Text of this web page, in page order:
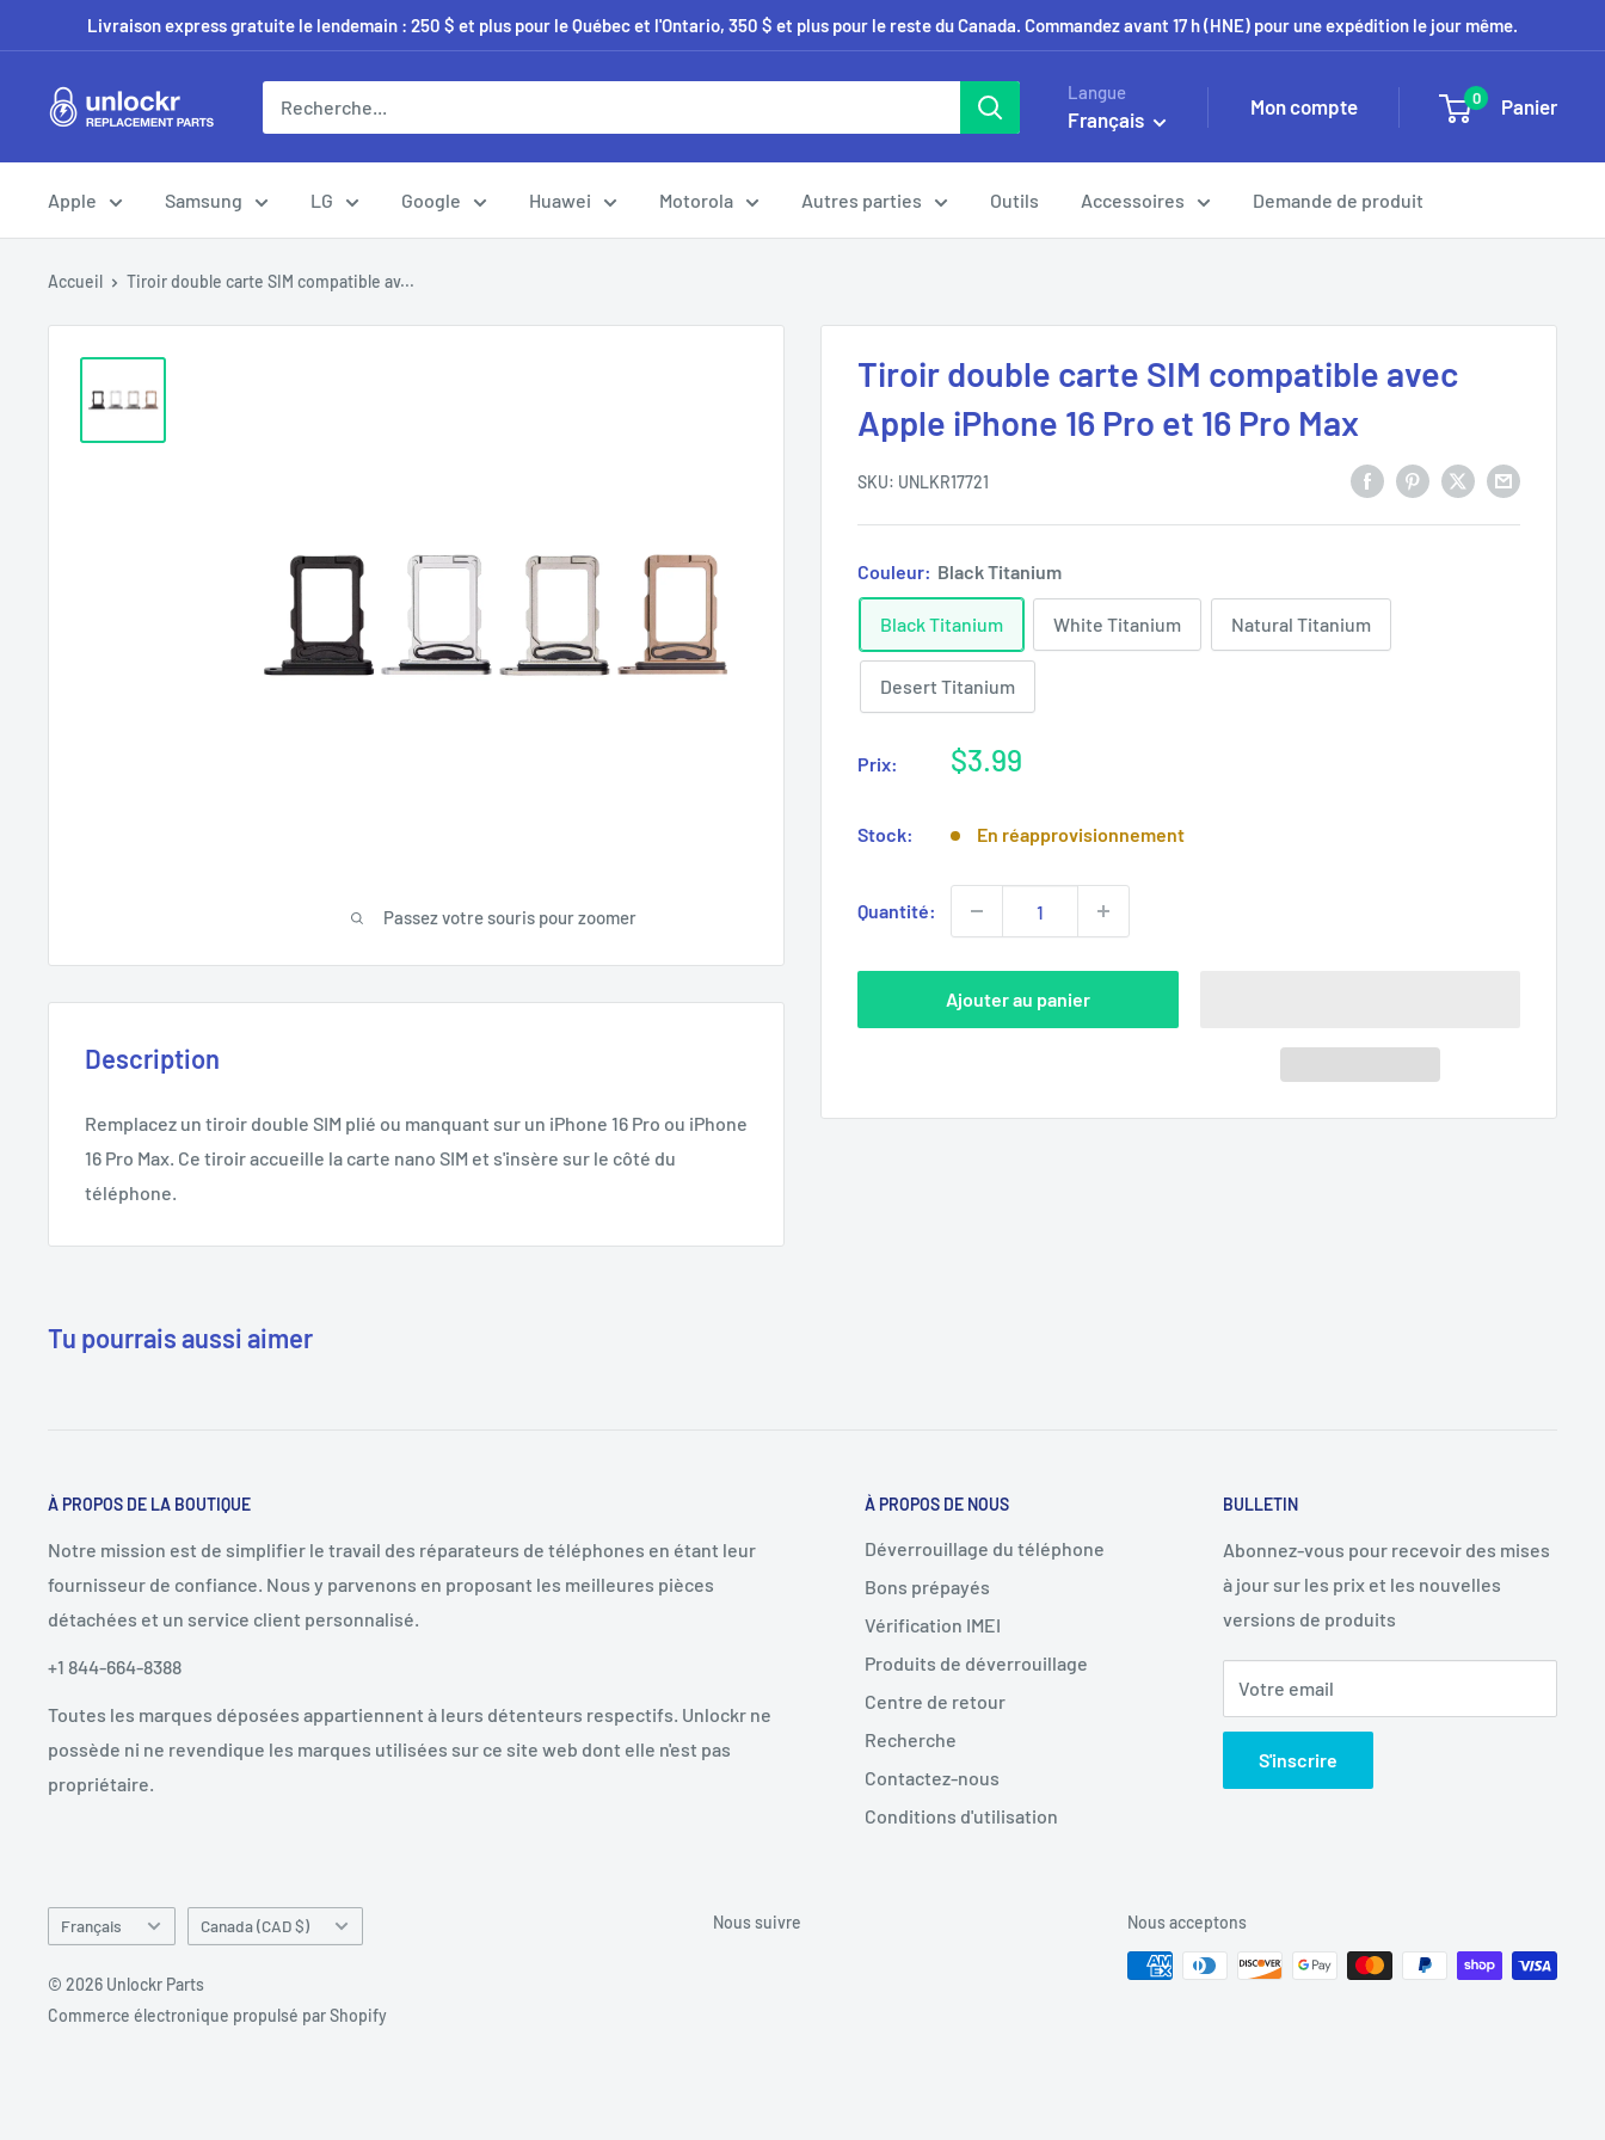
au
contenu
Livraison express gratuite le lendemain : 250 $ et plus pour le Québec et l'Ontario, 350 $ et plus pour le reste du Canada. Commandez avant 17 h (HNE) pour une expédition le jour même.
Unlockr
Parts
Langue
Français
Mon compte 0 Panier
Apple Samsung LG Google Huawei Motorola Autres parties Outils Accessoires Demande de produit
Accueil Tiroir double carte SIM compatible av...
Passez votre souris pour zoomer
Tiroir double carte SIM compatible avec
Apple iPhone 16 Pro et 16 Pro Max
SKU: UNLKR17721
Couleur: Black Titanium
Black Titanium White Titanium Natural Titanium
Desert Titanium
Prix:
Prix
$3.99
Stock: En réapprovisionnement
Quantité:
Ajouter au panier
Description
Remplacez un tiroir double SIM plié ou manquant sur un iPhone 16 Pro ou iPhone
16 Pro Max. Ce tiroir accueille la carte nano SIM et s'insère sur le côté du
téléphone.
Tu pourrais aussi aimer
À PROPOS DE LA BOUTIQUE
Notre mission est de simplifier le travail des réparateurs de téléphones en étant leur
fournisseur de confiance. Nous y parvenons en proposant les meilleures pièces
détachées et un service client personnalisé.
+1 844-664-8388
Toutes les marques déposées appartiennent à leurs détenteurs respectifs. Unlockr ne
possède ni ne revendique les marques utilisées sur ce site web dont elle n'est pas
propriétaire.
À PROPOS DE NOUS
Déverrouillage du téléphone
Bons prépayés
Vérification IMEI
Produits de déverrouillage
Centre de retour
Recherche
Contactez-nous
Conditions d'utilisation
BULLETIN
Abonnez-vous pour recevoir des mises
à jour sur les prix et les nouvelles
versions de produits
Votre email
S'inscrire
Langue
Français Pays/région
Canada (CAD $)
© 2026 Unlockr Parts
Commerce électronique propulsé par Shopify
Nous suivre Nous acceptons